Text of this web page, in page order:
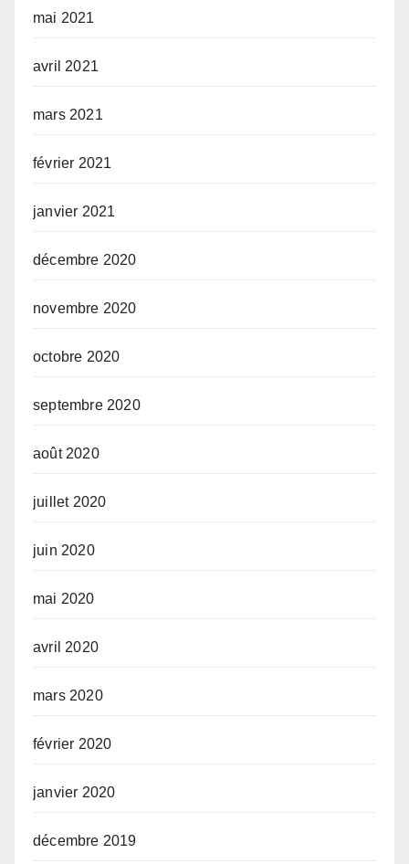
mai 2021
avril 2021
mars 2021
février 2021
janvier 2021
décembre 2020
novembre 2020
octobre 2020
septembre 2020
août 2020
juillet 2020
juin 2020
mai 2020
avril 2020
mars 2020
février 2020
janvier 2020
décembre 2019